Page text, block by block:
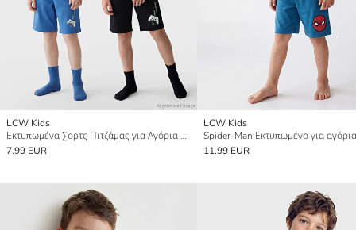
LCW Kids
Εκτυπωμένα Σορτς Πιτζάμας για Αγόρια 2 Πακέτο
7.99 EUR
LCW Kids
11.99 EUR